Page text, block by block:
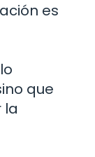
es
que
la